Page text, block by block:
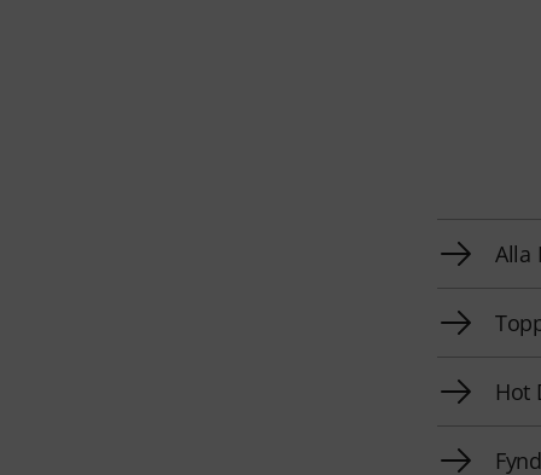
Alla
Hot
Fynd